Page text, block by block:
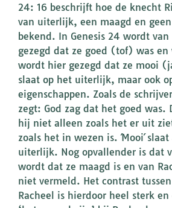
24: 16 beschrijft hoe de knecht
van uiterlijk, een maagd en
bekend. In Genesis 24 wordt
gezegd dat ze goed (tof) was en
wordt hier gezegd dat ze mooi
slaat op het uiterlijk, maar ook
eigenschappen. Zoals de
zegt: God zag dat het goed was.
hij niet alleen zoals het er uit
zoals het in wezen is. ´Mooi´
uiterlijk. Nog opvallender is dat
wordt dat ze maagd is en van
niet vermeld. Het contrast
Racheel is hierdoor heel sterk